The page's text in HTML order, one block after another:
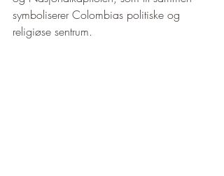
symboliserer Colombias politiske og
religiøse sentrum.